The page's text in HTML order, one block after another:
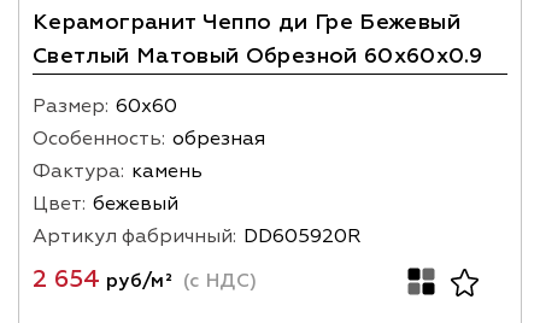
Керамогранит Чеппо ди Гре Бежевый
Светлый Матовый Обрезной 60x60x0.9
Размер: 60х60
Особенность: обрезная
Фактура: камень
Цвет: бежевый
Артикул фабричный: DD605920R
2 654 руб/м² (с НДС)